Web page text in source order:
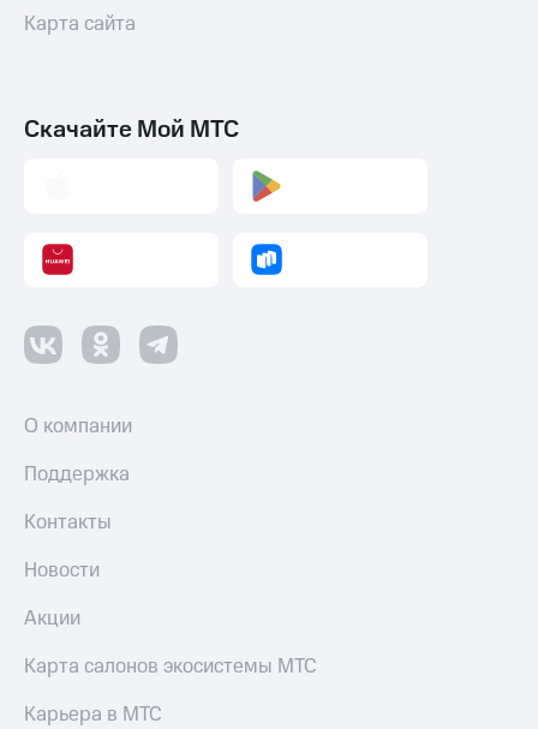
Карта сайта
Скачайте Мой МТС
О компании
Поддержка
Контакты
Новости
Акции
Карта салонов экосистемы МТС
Карьера в МТС